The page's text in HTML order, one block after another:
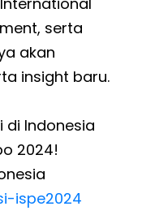
serta
akan
insight baru.
di Indonesia
2024!
ispe2024